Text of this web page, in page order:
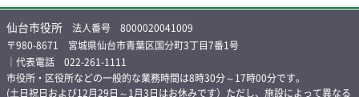
仙台市役所 法人番号 8000020041009
〒980-8671 宮城県仙台市青葉区国分町3丁目7番1号
｜代表電話 022-261-1111
市役所・区役所などの一般的な業務時間は8時30分～17時00分です。
(土日祝日および12月29日～1月3日はお休みです）ただし、施設によって異なる